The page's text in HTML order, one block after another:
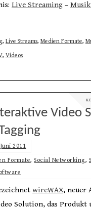
Live Streaming–
, Live Streams, Medien Formate,
, Videos
Video
2011
Formate,Social Networking,
wireWAX, neuer
Solution, das Produkt